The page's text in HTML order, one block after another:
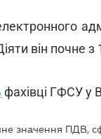
він почне з
фахівці ГФСУ у